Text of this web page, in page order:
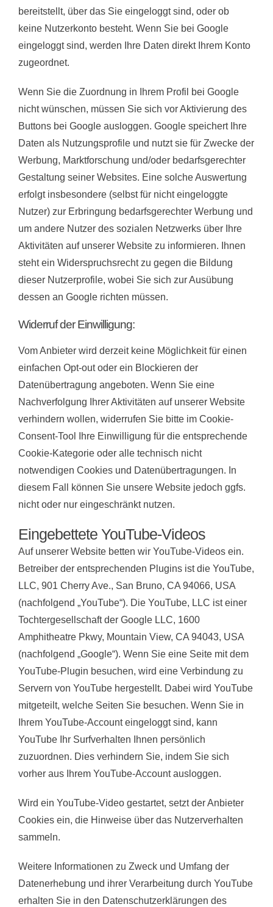
bereitstellt, über das Sie eingeloggt sind, oder ob
keine Nutzerkonto besteht. Wenn Sie bei Google
eingeloggt sind, werden Ihre Daten direkt Ihrem Konto
zugeordnet.
Wenn Sie die Zuordnung in Ihrem Profil bei Google
nicht wünschen, müssen Sie sich vor Aktivierung des
Buttons bei Google ausloggen. Google speichert Ihre
Daten als Nutzungsprofile und nutzt sie für Zwecke der
Werbung, Marktforschung und/oder bedarfsgerechter
Gestaltung seiner Websites. Eine solche Auswertung
erfolgt insbesondere (selbst für nicht eingeloggte
Nutzer) zur Erbringung bedarfsgerechter Werbung und
um andere Nutzer des sozialen Netzwerks über Ihre
Aktivitäten auf unserer Website zu informieren. Ihnen
steht ein Widerspruchsrecht zu gegen die Bildung
dieser Nutzerprofile, wobei Sie sich zur Ausübung
dessen an Google richten müssen.
Widerruf der Einwilligung:
Vom Anbieter wird derzeit keine Möglichkeit für einen
einfachen Opt-out oder ein Blockieren der
Datenübertragung angeboten. Wenn Sie eine
Nachverfolgung Ihrer Aktivitäten auf unserer Website
verhindern wollen, widerrufen Sie bitte im Cookie-
Consent-Tool Ihre Einwilligung für die entsprechende
Cookie-Kategorie oder alle technisch nicht
notwendigen Cookies und Datenübertragungen. In
diesem Fall können Sie unsere Website jedoch ggfs.
nicht oder nur eingeschränkt nutzen.
Eingebettete YouTube-Videos
Auf unserer Website betten wir YouTube-Videos ein.
Betreiber der entsprechenden Plugins ist die YouTube,
LLC, 901 Cherry Ave., San Bruno, CA 94066, USA
(nachfolgend „YouTube“). Die YouTube, LLC ist einer
Tochtergesellschaft der Google LLC, 1600
Amphitheatre Pkwy, Mountain View, CA 94043, USA
(nachfolgend „Google“). Wenn Sie eine Seite mit dem
YouTube-Plugin besuchen, wird eine Verbindung zu
Servern von YouTube hergestellt. Dabei wird YouTube
mitgeteilt, welche Seiten Sie besuchen. Wenn Sie in
Ihrem YouTube-Account eingeloggt sind, kann
YouTube Ihr Surfverhalten Ihnen persönlich
zuzuordnen. Dies verhindern Sie, indem Sie sich
vorher aus Ihrem YouTube-Account ausloggen.
Wird ein YouTube-Video gestartet, setzt der Anbieter
Cookies ein, die Hinweise über das Nutzerverhalten
sammeln.
Weitere Informationen zu Zweck und Umfang der
Datenerhebung und ihrer Verarbeitung durch YouTube
erhalten Sie in den Datenschutzerklärungen des